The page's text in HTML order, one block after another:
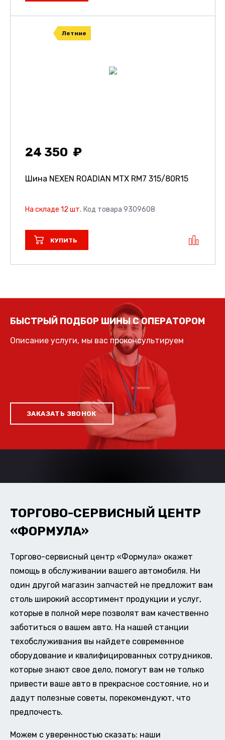
Летние
24 350
Шина NEXEN ROADIAN MTX RM7 315/80R15
На складе 12 шт. Код товара 9309608
КУПИТЬ
БЫСТРЫЙ ПОДБОР ШИНЫ С ОПЕРАТОРОМ
Описание услуги, мы вас проконсультируем
ЗАКАЗАТЬ ЗВОНОК
ТОРГОВО-СЕРВИСНЫЙ ЦЕНТР
«ФОРМУЛА»
Торгово-сервисный центр «Формула» окажет
помощь в обслуживании вашего автомобиля. Ни
один другой магазин запчастей не предложит вам
столь широкий ассортимент продукции и услуг,
которые в полной мере позволят вам качественно
заботиться о вашем авто. На нашей станции
техобслуживания вы найдете современное
оборудование и квалифицированных сотрудников,
которые знают свое дело, помогут вам не только
привести ваше авто в прекрасное состояние, но и
дадут полезные советы, порекомендуют, что
предпочесть.
Можем с уверенностью сказать: наши